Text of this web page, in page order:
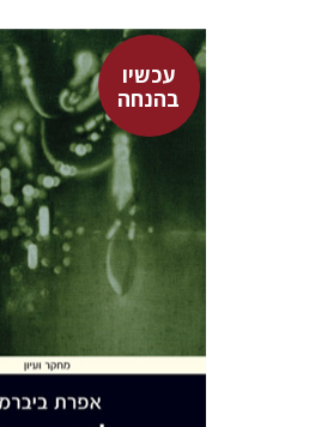
עכשיו
בהנחה
אפרת ביברמן
עכשיו בהנחה